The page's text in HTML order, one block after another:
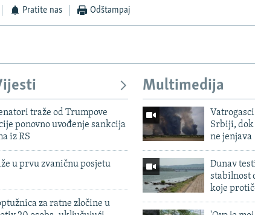
Pratite nas Odštampaj
traže od Trumpove
ponovno uvođenje sankcija
iz RS
u prvu zvaničnu posjetu
za ratne zločine u
Multimedija
Srbiji, dok
ne jenjava
Dunav
stabilnost
koje